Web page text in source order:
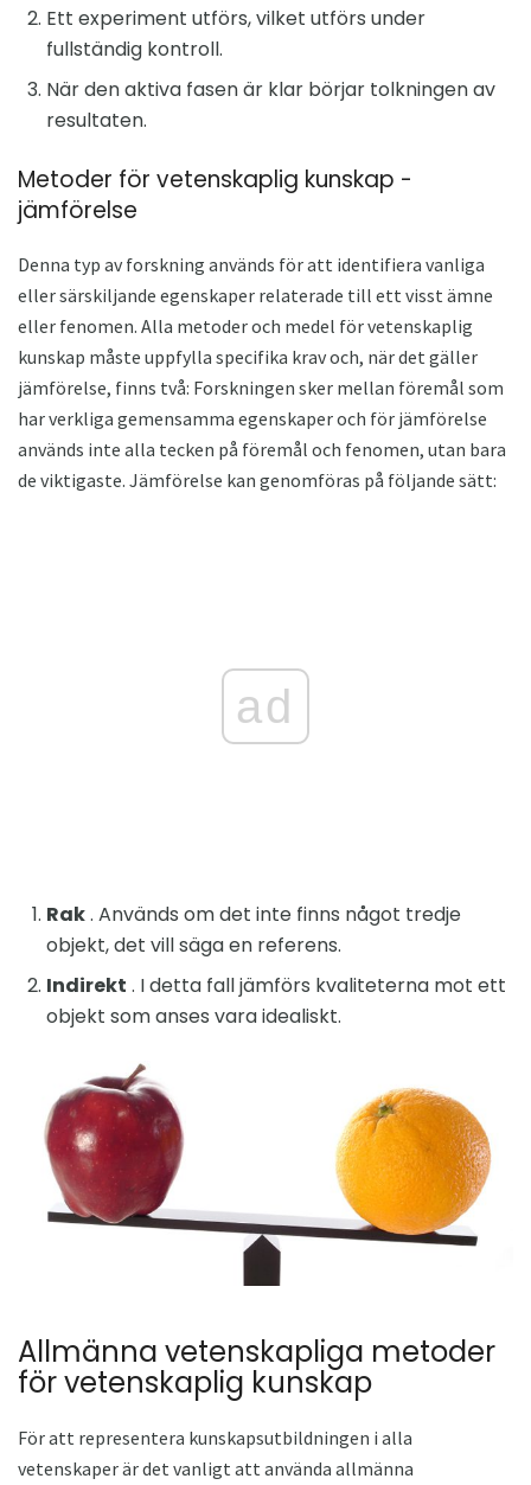
Ett experiment utförs, vilket utförs under
fullständig kontroll.
När den aktiva fasen är klar börjar tolkningen av
resultaten.
Metoder för vetenskaplig kunskap -
jämförelse
Denna typ av forskning används för att identifiera vanliga
eller särskiljande egenskaper relaterade till ett visst ämne
eller fenomen. Alla metoder och medel för vetenskaplig
kunskap måste uppfylla specifika krav och, när det gäller
jämförelse, finns två: Forskningen sker mellan föremål som
har verkliga gemensamma egenskaper och för jämförelse
används inte alla tecken på föremål och fenomen, utan bara
de viktigaste. Jämförelse kan genomföras på följande sätt:
ad
Rak. Används om det inte finns något tredje
objekt, det vill säga en referens.
Indirekt . I detta fall jämförs kvaliteterna mot ett
objekt som anses vara idealiskt.
Allmänna vetenskapliga metoder
för vetenskaplig kunskap
För att representera kunskapsutbildningen i alla
vetenskaper är det vanligt att använda allmänna